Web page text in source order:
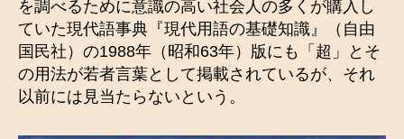
を調べるために意識の高い社会人の多くが購入し
ていた現代語事典『現代用語の基礎知識』（自由
国民社）の1988年（昭和63年）版にも「超」とそ
の用法が若者言葉として掲載されているが、それ
以前には見当たらないという。